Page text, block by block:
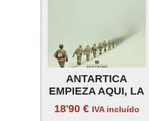
ANTARTICA
EMPIEZA AQUI, LA
18'90 € IVA incluído